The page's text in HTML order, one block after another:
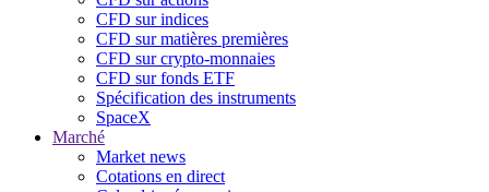
CFD sur indices
CFD sur matières premières
CFD sur crypto-monnaies
CFD sur fonds ETF
Spécification des instruments
SpaceX
Marché
Market news
Cotations en direct